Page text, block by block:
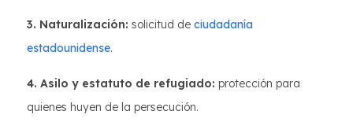
3. Naturalización: solicitud de ciudadanía
estadounidense.
4. Asilo y estatuto de refugiado: protección para
quienes huyen de la persecución.